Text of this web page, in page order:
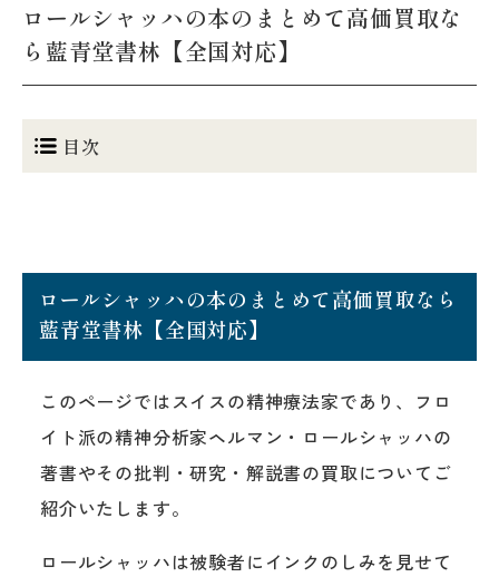
ロールシャッハの本のまとめて高価買取な
ら藍青堂書林【全国対応】
目次
ロールシャッハの本のまとめて高価買取なら
藍青堂書林【全国対応】
このページではスイスの精神療法家であり、フロ
イト派の精神分析家ヘルマン・ロールシャッハの
著書やその批判・研究・解説書の買取についてご
紹介いたします。
ロールシャッハは被験者にインクのしみを見せて